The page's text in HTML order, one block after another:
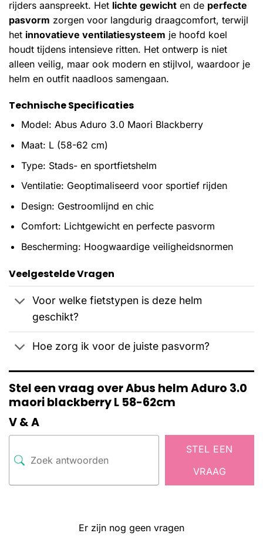
rijders aanspreekt. Het lichte gewicht en de perfecte
pasvorm zorgen voor langdurig draagcomfort, terwijl
het innovatieve ventilatiesysteem je hoofd koel
houdt tijdens intensieve ritten. Het ontwerp is niet
alleen veilig, maar ook modern en stijlvol, waardoor je
helm en outfit naadloos samengaan.
Technische Specificaties
Model: Abus Aduro 3.0 Maori Blackberry
Maat: L (58-62 cm)
Type: Stads- en sportfietshelm
Ventilatie: Geoptimaliseerd voor sportief rijden
Design: Gestroomlijnd en chic
Comfort: Lichtgewicht en perfecte pasvorm
Bescherming: Hoogwaardige veiligheidsnormen
Veelgestelde Vragen
Voor welke fietstypen is deze helm
geschikt?
Hoe zorg ik voor de juiste pasvorm?
Stel een vraag over Abus helm Aduro 3.0
maori blackberry L 58-62cm
V & A
STEL EEN
VRAAG
Er zijn nog geen vragen